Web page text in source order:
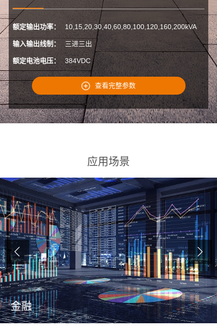
额定输出功率： 10,15,20,30,40,60,80,100,120,160,200kVA
输入输出线制： 三进三出
额定电池电压： 384VDC
查看完整参数
应用场景
金融